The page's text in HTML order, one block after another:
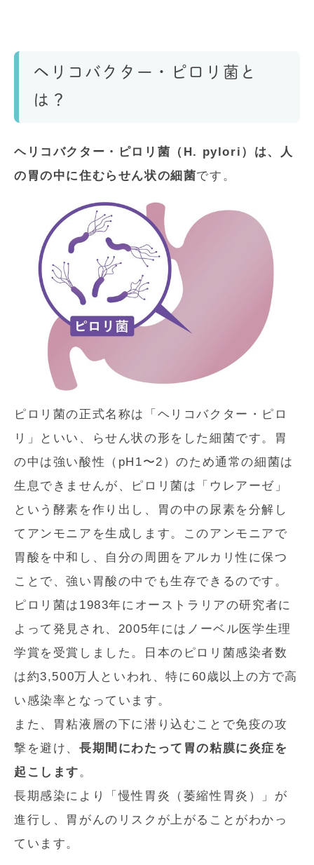
ヘリコバクター・ピロリ菌と
は？
ヘリコバクター・ピロリ菌（H. pylori）は、人
の胃の中に住むらせん状の細菌です。
ピロリ菌の正式名称は「ヘリコバクター・ピロ
リ」といい、らせん状の形をした細菌です。胃
の中は強い酸性（pH1〜2）のため通常の細菌は
生息できませんが、ピロリ菌は「ウレアーゼ」
という酵素を作り出し、胃の中の尿素を分解し
てアンモニアを生成します。このアンモニアで
胃酸を中和し、自分の周囲をアルカリ性に保つ
ことで、強い胃酸の中でも生存できるのです。
ピロリ菌は1983年にオーストラリアの研究者に
よって発見され、2005年にはノーベル医学生理
学賞を受賞しました。日本のピロリ菌感染者数
は約3,500万人といわれ、特に60歳以上の方で高
い感染率となっています。
また、胃粘液層の下に潜り込むことで免疫の攻
撃を避け、 長期間にわたって胃の粘膜に炎症を
起こします。
長期感染により「慢性胃炎（萎縮性胃炎）」が
進行し、胃がんのリスクが上がることがわかっ
ています。